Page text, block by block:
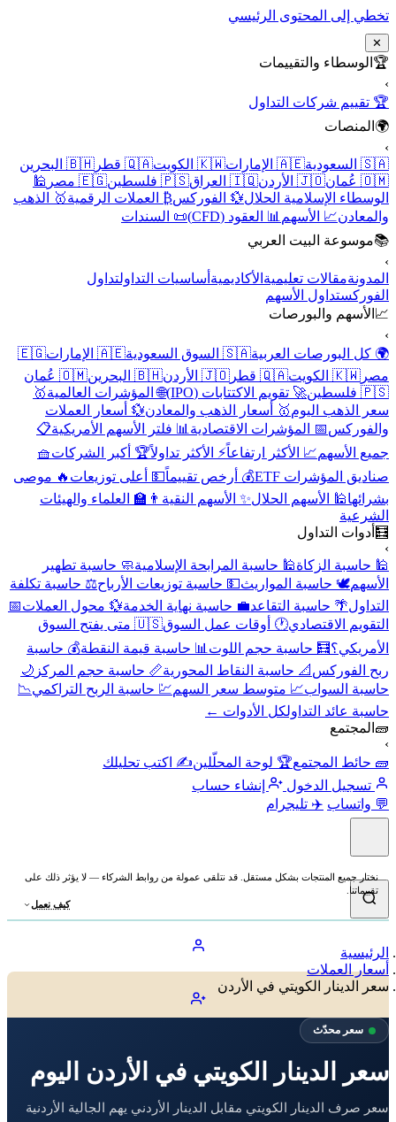
تخطي إلى المحتوى الرئيسي
✕
🏆 الوسطاء والتقييمات
›
🏆 تقييم شركات التداول
🌍 المنصات
›
🇸🇦 السعودية
🇦🇪 الإمارات 🇰🇼 الكويت 🇶🇦 قطر
🇧🇭 البحرين
🇴🇲 عُمان
🇯🇴 الأردن 🇮🇶 العراق 🇵🇸 فلسطين 🇪🇬 مصر
🕌
الوسطاء الإسلامية الحلال💱 الفوركس₿ العملات الرقمية🥇 الذهب
والمعادن📈 الأسهم 📊 العقود (CFD)
📜 السندات
📚موسوعة البيت العربي
›
المدونةمقالات تعليمية الأكاديمية أساسيات التداولتداول
الفوركستداول الأسهم
📈 الأسهم والبورصات
›
🌍 كل البورصات العربية🇸🇦 السوق السعودية 🇦🇪 الإمارات
🇪🇬
مصر 🇰🇼 الكويت 🇶🇦 قطر 🇯🇴 الأردن 🇧🇭 البحرين
🇴🇲 عُمان
🇵🇸 فلسطين
🚀 تقويم الاكتتابات (IPO) 🌐 المؤشرات العالمية🥇
سعر الذهب اليوم🥇 أسعار الذهب والمعادن💱 أسعار العملات
والفوركس📅 المؤشرات الاقتصادية 📊 فلتر الأسهم الأمريكية📋
جميع الأسهم📈 الأكثر ارتفاعاً⚡ الأكثر تداولاً🏆 أكبر الشركات🧺
صناديق المؤشرات ETF
💰 أرخص تقييماً💵 أعلى توزيعات 🔥 موصى
بشرائها🕌 الأسهم الحلال✨ الأسهم النقية 👨‍🏫 العلماء والهيئات
الشرعية
🧮 أدوات التداول
›
🕌 حاسبة الزكاة🕌 حاسبة المرابحة الإسلامية🧼 حاسبة تطهير
الأسهم🕊️ حاسبة المواريث💵 حاسبة توزيعات الأرباح⚖️ حاسبة تكلفة
التداول🌴 حاسبة التقاعد💼 حاسبة نهاية الخدمة💱 محول العملات📅
التقويم الاقتصادي🕐 أوقات عمل السوق
🇺🇸 متى يفتح السوق
الأمريكي؟🧮 حاسبة حجم اللوت 📊 حاسبة قيمة النقطة💰 حاسبة
ربح الفوركس 📐 حاسبة النقاط المحورية📏 حاسبة حجم المركز 🌙
حاسبة السواب📈 متوسط سعر السهم💹 حاسبة الربح التراكمي📉
حاسبة عائد التداولكل الأدوات ←
🧱 المجتمع
›
🧱 حائط المجتمع🏆 لوحة المحلّلين✍️ اكتب تحليلك
تسجيل الدخول
إنشاء حساب
💬 واتساب ✈️ تليجرام
نختار جميع المنتجات بشكل مستقل. قد نتلقى عمولة من روابط الشركاء — لا يؤثر ذلك على
تقييماتنا.
كيف نعمل
الرئيسية
أسعار العملات
سعر الدينار الكويتي في الأردن
سعر محدّث
سعر الدينار الكويتي في الأردن اليوم
سعر صرف الدينار الكويتي مقابل الدينار الأردني يهم الجالية الأردنية